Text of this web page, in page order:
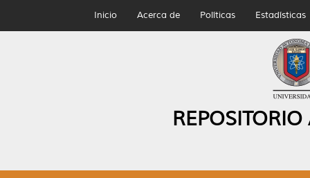
Inicio Acerca de Políticas Estadísticas